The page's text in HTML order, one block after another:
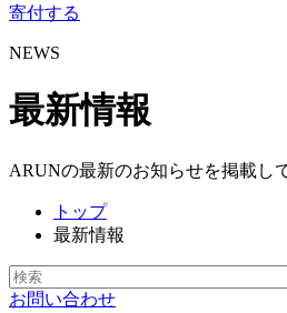
寄付する
NEWS
最新情報
ARUNの最新のお知らせを掲載し
トップ
最新情報
お問い合わせ